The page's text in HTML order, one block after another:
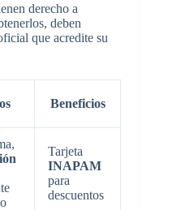
derecho a
deben
que acredite su
Beneficios
Tarjeta
INAPAM
para
descuentos